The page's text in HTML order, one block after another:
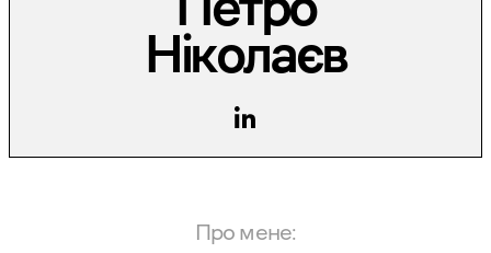
Ніколаєв
Про мене: